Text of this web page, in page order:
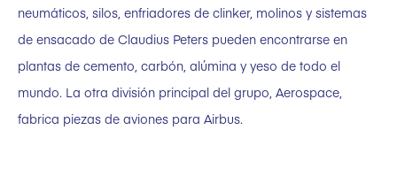
neumáticos, silos, enfriadores de clinker, molinos y sistemas
de ensacado de Claudius Peters pueden encontrarse en
plantas de cemento, carbón, alúmina y yeso de todo el
mundo. La otra división principal del grupo, Aerospace,
fabrica piezas de aviones para Airbus.